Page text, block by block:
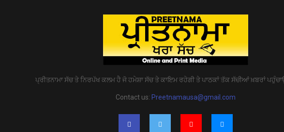
ਪ੍ਰੀਤਨਾਮਾ ਸੱਚ ਤੇ ਨਿਰਪੱਖ ਕਲਮ ਹੈ ਜੋ ਹਮੇਸ਼ਾ ਸੱਚ ਤੇ ਕਾਇਮ ਰਹੇਗੀ ਤੇ ਪਾਠਕਾਂ ਤੱਕ ਸੱਚੀਆਂ ਖ਼ਬਰਾਂ
Contact us: Preetnamausa@gmail.com